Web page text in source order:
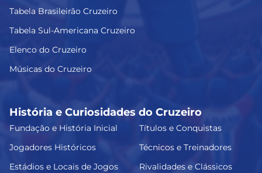
Tabela Brasileirão Cruzeiro
Tabela Sul-Americana Cruzeiro
Elenco do Cruzeiro
Músicas do Cruzeiro
História e Curiosidades do Cruzeiro
Fundação e História Inicial
Títulos e Conquistas
Jogadores Históricos
Técnicos e Treinadores
Estádios e Locais de Jogos
Rivalidades e Clássicos